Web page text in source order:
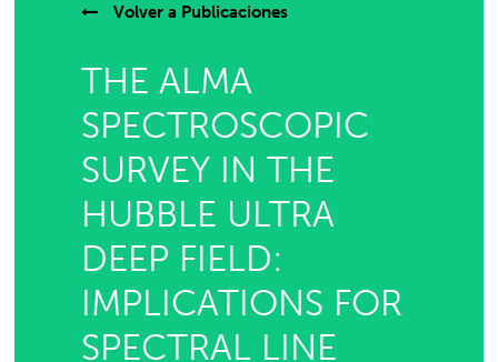
Volver a Publicaciones
THE ALMA
SPECTROSCOPIC
SURVEY IN THE
HUBBLE ULTRA
DEEP FIELD:
IMPLICATIONS FOR
SPECTRAL LINE